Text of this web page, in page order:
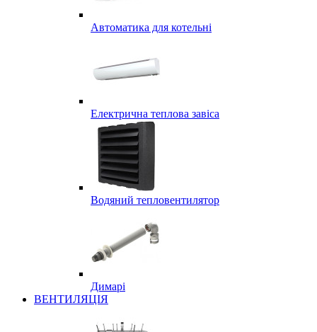
Автоматика для котельні
Електрична теплова завіса
Водяний тепловентилятор
Димарі
ВЕНТИЛЯЦІЯ